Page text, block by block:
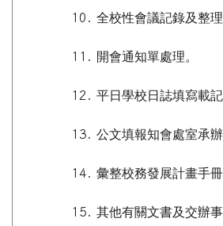
10. 全校性會議記錄及整理
11. 開會通知單處理。
12. 平日學校日誌填寫載記
13. 公文填報知會處室承辦
14. 彙整校務發展計畫手
15. 其他有關文書及交辦